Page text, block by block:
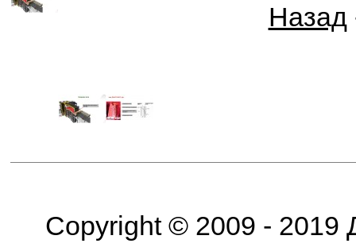
Назад
Copyright © 2009 - 2019